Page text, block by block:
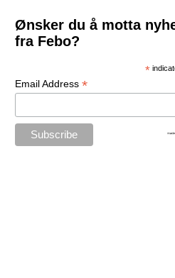
Ønsker du å motta
fra Febo?
*
Email Address *